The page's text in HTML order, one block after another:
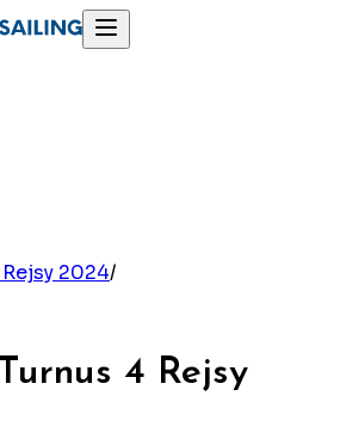
2024/
Turnus 4 Rejsy